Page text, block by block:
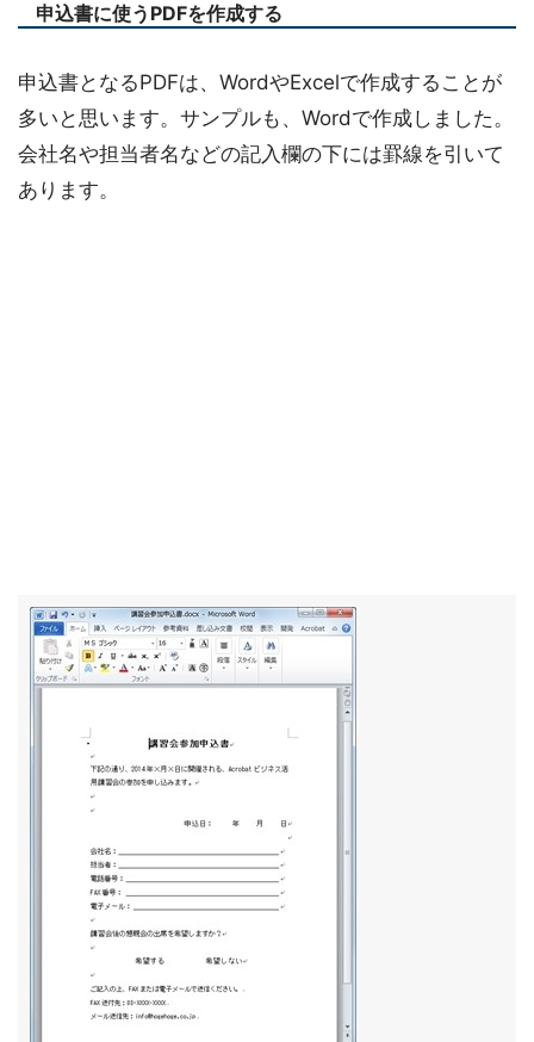
申込書に使うPDFを作成する
申込書となるPDFは、WordやExcelで作成することが
多いと思います。サンプルも、Wordで作成しました。
会社名や担当者名などの記入欄の下には罫線を引いて
あります。